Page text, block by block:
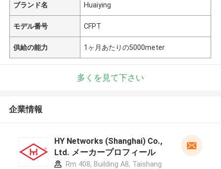
ブランド名 Huaiying
モデル番号 CFPT
供給の能力 1ヶ月あたりの5000meter
多くを見て下さい
企業情報
HY Networks (Shanghai) Co.,
Ltd. メーカープロフィール
Rm 408, Building A8, Taishang